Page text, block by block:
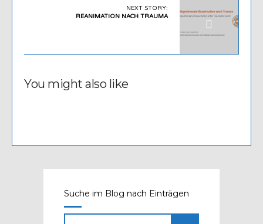
NEXT STORY:
REANIMATION NACH TRAUMA
You might also like
Suche im Blog nach Einträgen